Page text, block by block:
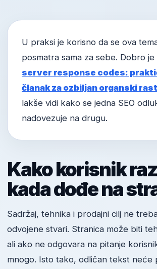
U praksi je korisno da se ova
posmatra sama za sebe. Dobro
server response codes:
članak za ozbiljan organski rast
lakše vidi kako se jedna SEO
nadovezuje na drugu.
Kako korisnik
kada dođe na
Sadržaj, tehnika i prodajni cilj ne
odvojene stvari. Stranica može biti
ali ako ne odgovara na pitanje
mnogo. Isto tako, odličan tekst neće